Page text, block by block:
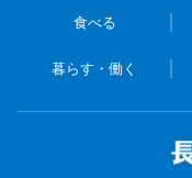
食べる
暮らす・働く